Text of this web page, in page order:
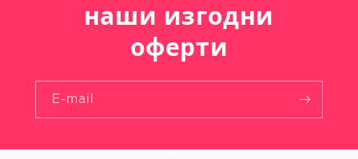
наши изгодни
оферти
E-mail